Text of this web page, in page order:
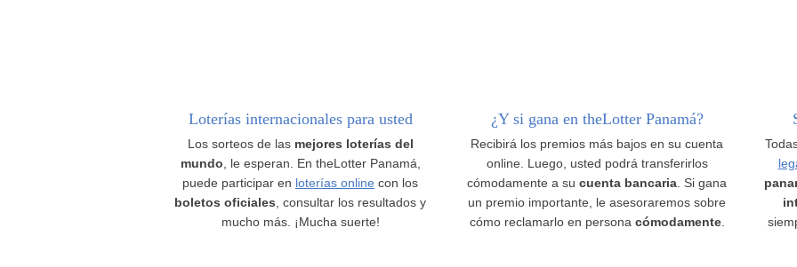
Loterías internacionales para usted
Los sorteos de las mejores loterías del
mundo , le esperan. En theLotter Panamá,
puede participar en loterías online con los
boletos oficiales , consultar los resultados y
mucho más. ¡Mucha suerte!
¿Y si gana en theLotter Panamá?
Recibirá los premios más bajos en su cuenta
online. Luego, usted podrá transferirlos
cómodamente a su cuenta bancaria . Si gana
un premio importante, le asesoraremos sobre
cómo reclamarlo en persona cómodamente.